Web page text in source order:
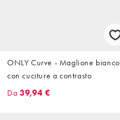
ONLY Curve - Maglione bianco
con cuciture a contrasto
Da 39,94 €